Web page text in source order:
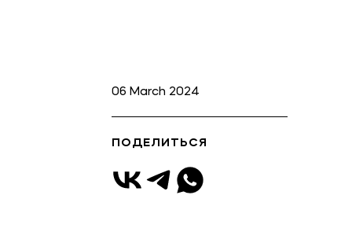
06 March 2024
ПОДЕЛИТЬСЯ